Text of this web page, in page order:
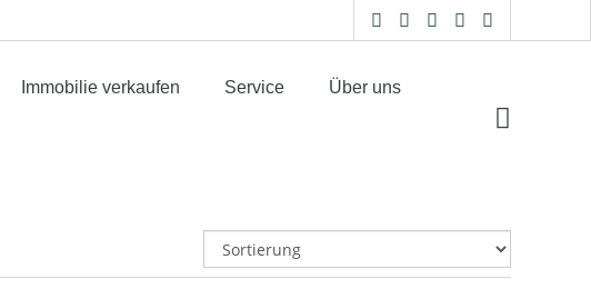
Immobilie verkaufen Service Über uns